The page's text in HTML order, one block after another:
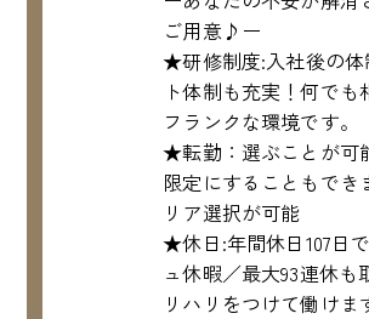
ご用意♪ー
★研修制度:入社後の体
ト体制も充実！何でも
フランクな環境です。
★転勤：選ぶことが可
限定にすることもでき
リア選択が可能
★休日:年間休日107日
ュ休暇／最大93連休も
リハリをつけて働けま